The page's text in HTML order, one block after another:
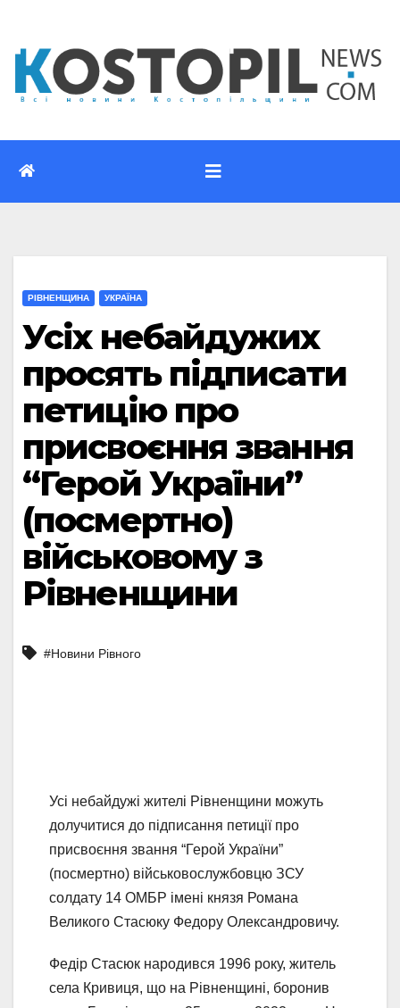
вмісту
РІВНЕНЩИНА УКРАЇНА
Усіх небайдужих
просять підписати
петицію про
присвоєння звання
“Герой України”
(посмертно)
військовому з
Рівненщини
#Новини Рівного
Усі небайдужі жителі Рівненщини можуть
долучитися до підписання петиції про
присвоєння звання “Герой України”
(посмертно) військовослужбовцю ЗСУ
солдату 14 ОМБР імені князя Романа
Великого Стасюку Федору Олександровичу.
Федір Стасюк народився 1996 року, житель
села Кривиця, що на Рівненщині, боронив